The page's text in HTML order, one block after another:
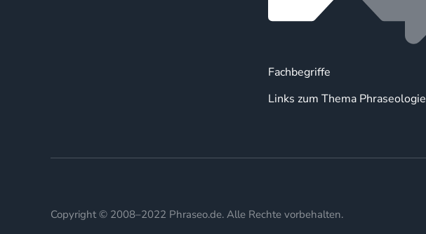
Fachbegriffe
Links zum Thema Phraseologie
Copyright © 2008–2022 Phraseo.de. Alle Rechte vorbehalten.